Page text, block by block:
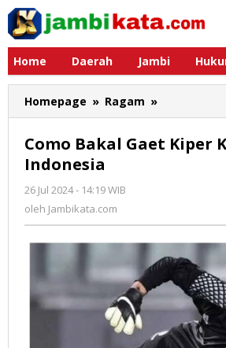
Lewati
konten
Home
Daerah Jambi
Homepage » Ragam »
Bakal
Gaet
Kiper
Como Bakal Gaet Kiper
Indonesia
26 Jul 2024 - 14:19 WIB
oleh Jambikata.com